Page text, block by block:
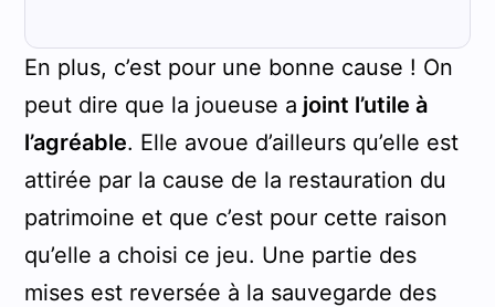
En plus, c’est pour une bonne cause ! On
peut dire que la joueuse a joint l’utile à
l’agréable. Elle avoue d’ailleurs qu’elle est
attirée par la cause de la restauration du
patrimoine et que c’est pour cette raison
qu’elle a choisi ce jeu. Une partie des
mises est reversée à la sauvegarde des